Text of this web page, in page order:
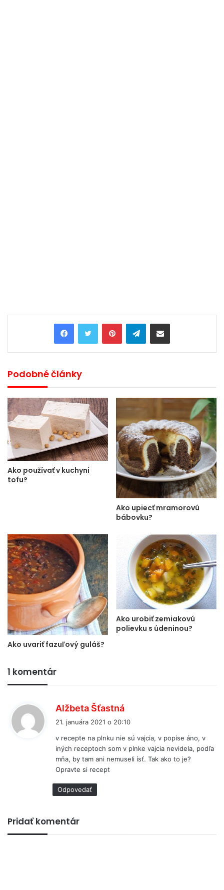
PinterestTelegramShare via Email
Podobné články
Ako používať v kuchyni
tofu?
Ako upiecť mramorovú
bábovku?
Ako uvariť fazuľový guláš?
Ako urobiť zemiakovú
polievku s údeninou?
1 komentár
Alžbeta Šťastná
e
:
21. januára 2021 o 20:10
v recepte na plnku nie sú vajcia, v popise áno, v
iných receptoch som v plnke vajcia nevidela, podľa
mňa, by tam ani nemuseli ísť. Tak ako to je?
Opravte si recept
Odpovedať
Pridať komentár